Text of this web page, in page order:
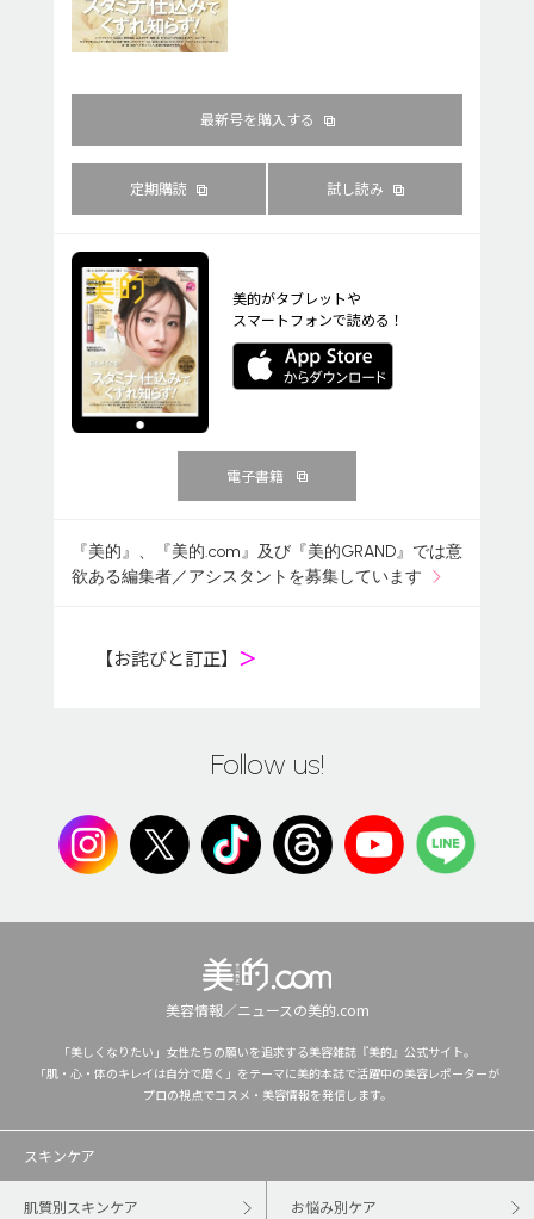
最新号を購入する
定期購読 試し読み
美的がタブレットや
スマートフォンで読める！
電子書籍
『美的』、『美的.com』及び『美的GRAND』では意
欲ある編集者／アシスタントを募集しています
【お詫びと訂正】 ＞
Follow us!
美容情報／ニュースの美的.com
「美しくなりたい」女性たちの願いを追求する美容雑誌『美的』公式サイト。
「肌・心・体のキレイは自分で磨く」をテーマに美的本誌で活躍中の美容レポーターが
プロの視点でコスメ・美容情報を発信します。
スキンケア
肌質別スキンケア お悩み別ケア